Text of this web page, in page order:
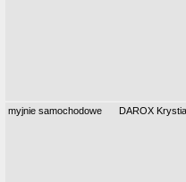
myjnie samochodowe DAROX